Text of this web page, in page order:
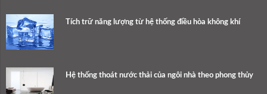
Tích trữ năng lượng từ hệ thống điều hòa không khí
Hệ thống thoát nước thải của ngôi nhà theo phong thủy